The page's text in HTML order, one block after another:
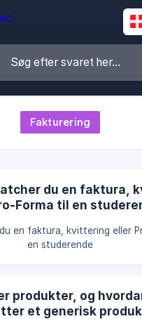
Fakturering
du en faktura,
Forma til en
en faktura, kvittering eller
en studerende
produkter, og
et generisk